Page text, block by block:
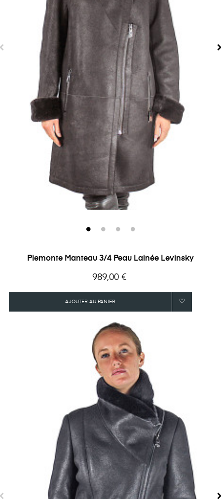
Piemonte Manteau 3/4 Peau Lainée Levinsky
Prix
989,00 €
AJOUTER AU PANIER